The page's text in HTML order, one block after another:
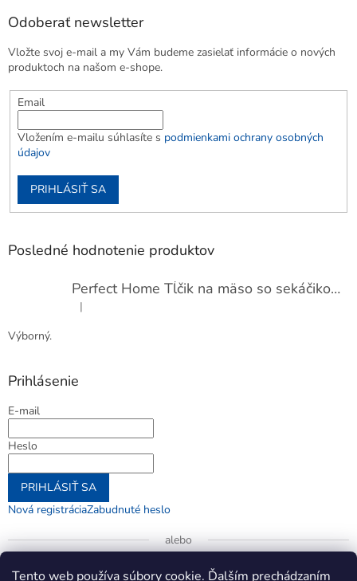
Tento web používa súbory cookie. Ďalším prechádzaním
Odoberať newsletter
Vložte svoj e-mail a my Vám budeme zasielať informácie o nových
produktoch na našom e-shope.
Email
Vložením e-mailu súhlasíte s podmienkami ochrany osobných
údajov
PRIHLÁSIŤ SA
Posledné hodnotenie produktov
Perfect Home Tĺčik na mäso so sekáčikom, 56893
Hodnotenie produktu je 5 z 5 hviezdičiek.
|
Výborný.
Prihlásenie
E-mail
Heslo
PRIHLÁSIŤ SA
Nová registráciaZabudnuté heslo
alebo
Prihlásiť sa cez Google